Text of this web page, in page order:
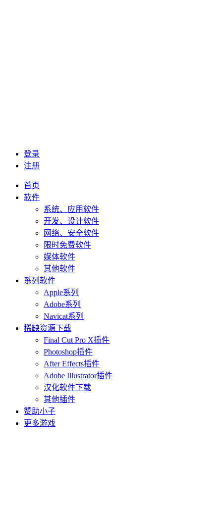
登录
注册
首页
软件
系统、应用软件
开发、设计软件
网络、安全软件
限时免费软件
媒体软件
其他软件
系列软件
Apple系列
Adobe系列
Navicat系列
稀缺资源下载
Final Cut Pro X插件
Photoshop插件
After Effects插件
Adobe Illustrator插件
汉化软件下载
其他插件
赞助小子
更多游戏